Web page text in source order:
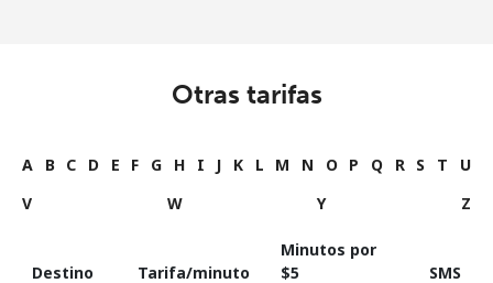
Otras tarifas
A B C D E F G H I J K L M N O P Q R S T
U
V
W Y Z
Destino Tarifa/minuto
Minutos por
⁦$5⁩
SMS